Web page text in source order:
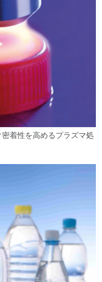
着性を高めるプラズマ処